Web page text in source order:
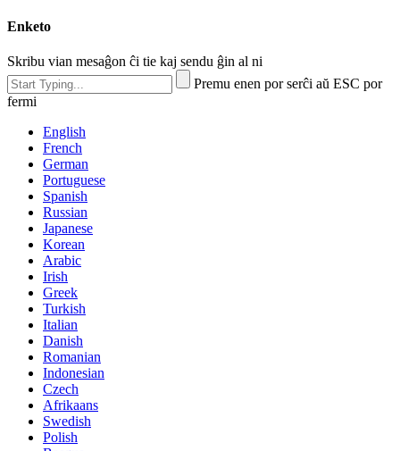
Enketo
Skribu vian mesaĝon ĉi tie kaj sendu ĝin al ni
Premu enen por serĉi aŭ ESC por
fermi
English
French
German
Portuguese
Spanish
Russian
Japanese
Korean
Arabic
Irish
Greek
Turkish
Italian
Danish
Romanian
Indonesian
Czech
Afrikaans
Swedish
Polish